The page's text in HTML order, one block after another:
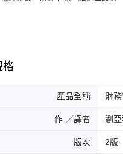
格
產品全稱 財
作 ／譯者 劉
版次 2版